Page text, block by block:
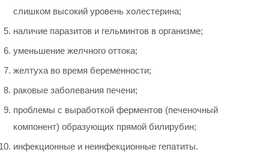
слишком высокий уровень холестерина;
наличие паразитов и гельминтов в организме;
уменьшение желчного оттока;
желтуха во время беременности;
раковые заболевания печени;
проблемы с выработкой ферментов (печеночный
компонент) образующих прямой билирубин;
инфекционные и неинфекционные гепатиты.